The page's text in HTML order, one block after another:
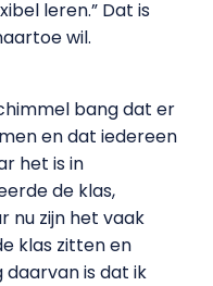
leren.” Dat is
wil.
bang dat er
en dat iedereen
het is in
de klas,
nu zijn het vaak
klas zitten en
daarvan is dat ik